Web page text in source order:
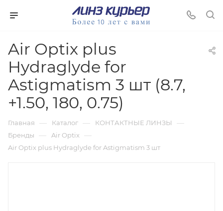
Air Optix plus
Hydraglyde for
Astigmatism 3 шт (8.7,
+1.50, 180, 0.75)
Главная — Каталог — КОНТАКТНЫЕ ЛИНЗЫ —
Бренды — Air Optix —
Air Optix plus Hydraglyde for Astigmatism 3 шт